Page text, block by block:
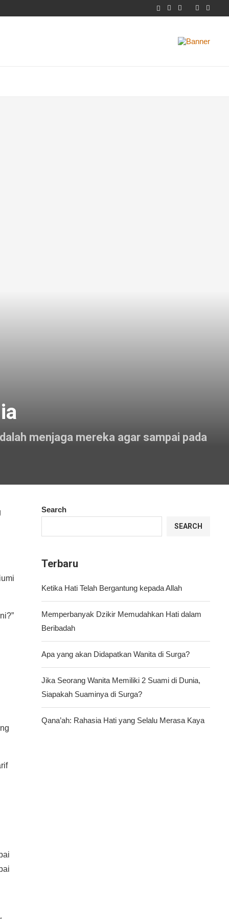
menjaga mereka agar sampai pada
Search
SEARCH
Terbaru
Ketika Hati Telah Bergantung kepada Allah
Memperbanyak Dzikir Memudahkan Hati dalam
Beribadah
Apa yang akan Didapatkan Wanita di Surga?
Jika Seorang Wanita Memiliki 2 Suami di Dunia,
Siapakah Suaminya di Surga?
Qana’ah: Rahasia Hati yang Selalu Merasa Kaya